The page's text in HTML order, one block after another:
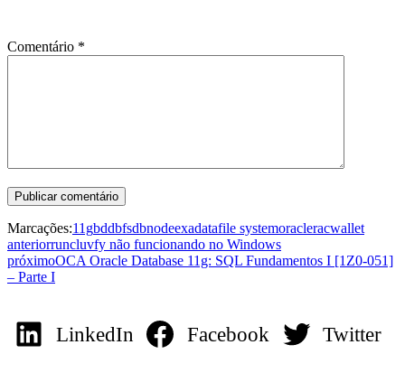
Comentário *
Marcações:11gbddbfsdbnodeexadatafile systemoracleracwallet
anteriorruncluvfy não funcionando no Windows
próximoOCA Oracle Database 11g: SQL Fundamentos I [1Z0-051]
– Parte I
LinkedIn Facebook Twitter